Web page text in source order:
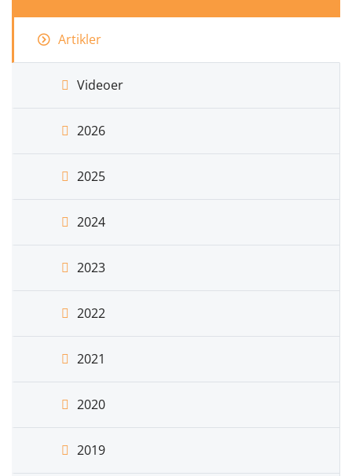
Artikler
Videoer
2026
2025
2024
2023
2022
2021
2020
2019